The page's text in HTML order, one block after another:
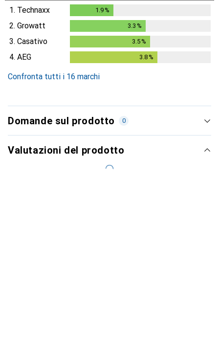
1. Technaxx 1.9 %
2. Growatt 3.3 %
3. Casativo 3.5 %
4. AEG 3.8%
Confronta tutti i 16 marchi
Domande sul prodotto 0
Valutazioni del prodotto